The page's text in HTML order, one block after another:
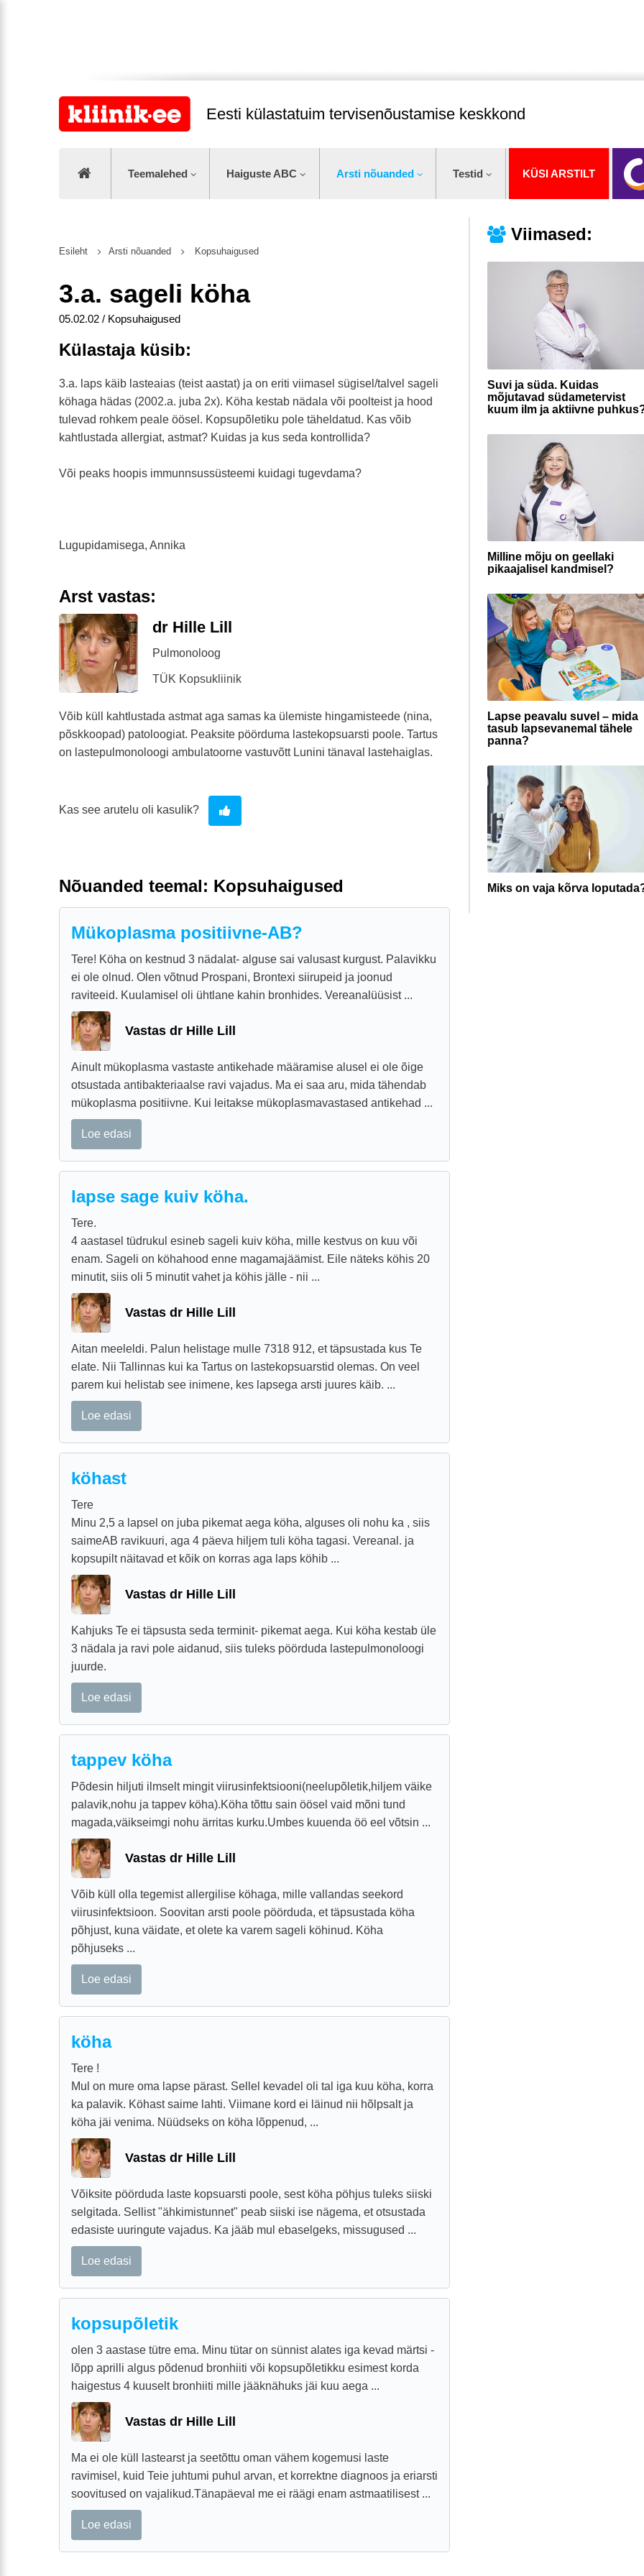
Eesti külastatuim tervisenõustamise keskkond
Teemalehed Haiguste ABC Arsti nõuanded Testid KÜSI ARSTILT
Viimased:
Suvi ja süda. Kuidas
mõjutavad südametervist
kuum ilm ja aktiivne
Milline mõju on geellaki
pikaajalisel kandmisel?
Lapse peavalu suvel – mida
tasub lapsevanemal tähele
panna?
Miks on vaja kõrva
Esileht Arsti nõuanded Kopsuhaigused
3.a. sageli köha
05.02.02 / Kopsuhaigused
Külastaja küsib:
3.a. laps käib lasteaias (teist aastat) ja on eriti viimasel sügisel/talvel sageli
köhaga hädas (2002.a. juba 2x). Köha kestab nädala või poolteist ja hood
tulevad rohkem peale öösel. Kopsupõletiku pole täheldatud. Kas võib
kahtlustada allergiat, astmat? Kuidas ja kus seda kontrollida?
Või peaks hoopis immunnsussüsteemi kuidagi tugevdama?
Lugupidamisega, Annika
Arst vastas:
dr Hille Lill
Pulmonoloog
TÜK Kopsukliinik
Võib küll kahtlustada astmat aga samas ka ülemiste hingamisteede (nina,
põskkoopad) patoloogiat. Peaksite pöörduma lastekopsuarsti poole. Tartus
on lastepulmonoloogi ambulatoorne vastuvõtt Lunini tänaval lastehaiglas.
Kas see arutelu oli kasulik?
Nõuanded teemal: Kopsuhaigused
Mükoplasma positiivne-AB?
Tere! Köha on kestnud 3 nädalat- alguse sai valusast kurgust. Palavikku
ei ole olnud. Olen võtnud Prospani, Brontexi siirupeid ja joonud
raviteeid. Kuulamisel oli ühtlane kahin bronhides. Vereanalüüsist ...
Vastas dr Hille Lill
Ainult mükoplasma vastaste antikehade määramise alusel ei ole õige
otsustada antibakteriaalse ravi vajadus. Ma ei saa aru, mida tähendab
mükoplasma positiivne. Kui leitakse mükoplasmavastased antikehad ...
Loe edasi
lapse sage kuiv köha.
Tere.
4 aastasel tüdrukul esineb sageli kuiv köha, mille kestvus on kuu või
enam. Sageli on köhahood enne magamajäämist. Eile näteks köhis 20
minutit, siis oli 5 minutit vahet ja köhis jälle - nii ...
Vastas dr Hille Lill
Aitan meeleldi. Palun helistage mulle 7318 912, et täpsustada kus Te
elate. Nii Tallinnas kui ka Tartus on lastekopsuarstid olemas. On veel
parem kui helistab see inimene, kes lapsega arsti juures käib. ...
Loe edasi
köhast
Tere
Minu 2,5 a lapsel on juba pikemat aega köha, alguses oli nohu ka , siis
saimeAB ravikuuri, aga 4 päeva hiljem tuli köha tagasi. Vereanal. ja
kopsupilt näitavad et kõik on korras aga laps köhib ...
Vastas dr Hille Lill
Kahjuks Te ei täpsusta seda terminit- pikemat aega. Kui köha kestab üle
3 nädala ja ravi pole aidanud, siis tuleks pöörduda lastepulmonoloogi
juurde.
Loe edasi
tappev köha
Põdesin hiljuti ilmselt mingit viirusinfektsiooni(neelupõletik,hiljem väike
palavik,nohu ja tappev köha).Köha tõttu sain öösel vaid mõni tund
magada,väikseimgi nohu ärritas kurku.Umbes kuuenda öö eel võtsin ...
Vastas dr Hille Lill
Võib küll olla tegemist allergilise köhaga, mille vallandas seekord
viirusinfektsioon. Soovitan arsti poole pöörduda, et täpsustada köha
põhjust, kuna väidate, et olete ka varem sageli köhinud. Köha
põhjuseks ...
Loe edasi
köha
Tere !
Mul on mure oma lapse pärast. Sellel kevadel oli tal iga kuu köha, korra
ka palavik. Köhast saime lahti. Viimane kord ei läinud nii hõlpsalt ja
köha jäi venima. Nüüdseks on köha lõppenud, ...
Vastas dr Hille Lill
Võiksite pöörduda laste kopsuarsti poole, sest köha pöhjus tuleks siiski
selgitada. Sellist "ähkimistunnet" peab siiski ise nägema, et otsustada
edasiste uuringute vajadus. Ka jääb mul ebaselgeks, missugused ...
Loe edasi
kopsupõletik
olen 3 aastase tütre ema. Minu tütar on sünnist alates iga kevad märtsi -
lõpp aprilli algus põdenud bronhiiti või kopsupõletikku esimest korda
haigestus 4 kuuselt bronhiiti mille jääknähuks jäi kuu aega ...
Vastas dr Hille Lill
Ma ei ole küll lastearst ja seetõttu oman vähem kogemusi laste
ravimisel, kuid Teie juhtumi puhul arvan, et korrektne diagnoos ja eriarsti
soovitused on vajalikud.Tänapäeval me ei räägi enam astmaatilisest ...
Loe edasi